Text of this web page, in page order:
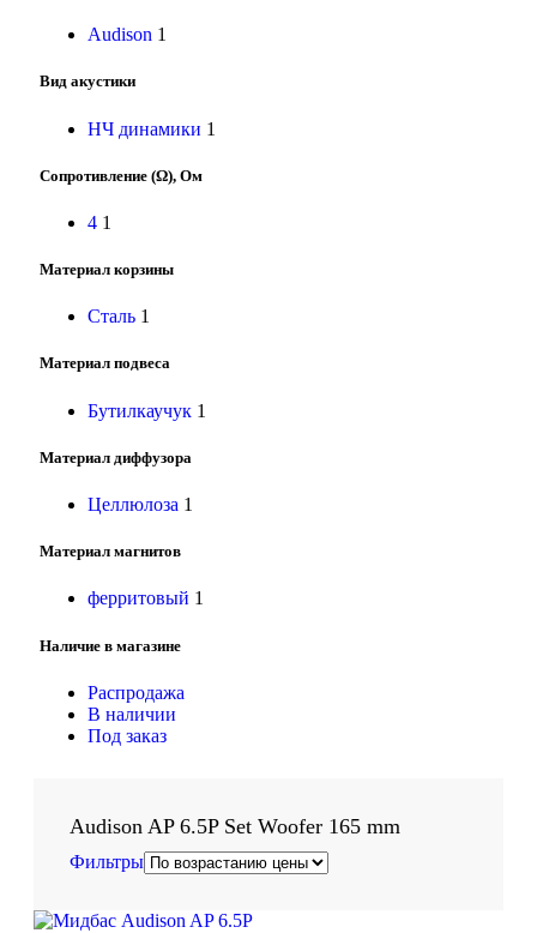
Audison 1
Вид акустики
НЧ динамики 1
Сопротивление (Ω), Ом
4 1
Материал корзины
Сталь 1
Материал подвеса
Бутилкаучук 1
Материал диффузора
Целлюлоза 1
Материал магнитов
ферритовый 1
Наличие в магазине
Распродажа
В наличии
Под заказ
Audison AP 6.5P Set Woofer 165 mm
Фильтры